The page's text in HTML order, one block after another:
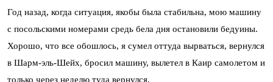
Год назад, когда ситуация, якобы была стабильна, мою машину
с посольскими номерами средь бела дня остановили бедуины.
Хорошо, что все обошлось, я сумел оттуда вырваться, вернулся
в Шарм-эль-Шейх, бросил машину, вылетел в Каир самолетом и
только через неделю туда вернулся.